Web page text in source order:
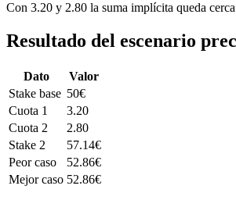
Con 3.20 y 2.80 la suma implícita queda
Resultado del escenario
Dato
Valor
Stake base 50€
Cuota 1
3.20
Cuota 2
2.80
Stake 2
57.14€
Peor caso
52.86€
Mejor caso 52.86€